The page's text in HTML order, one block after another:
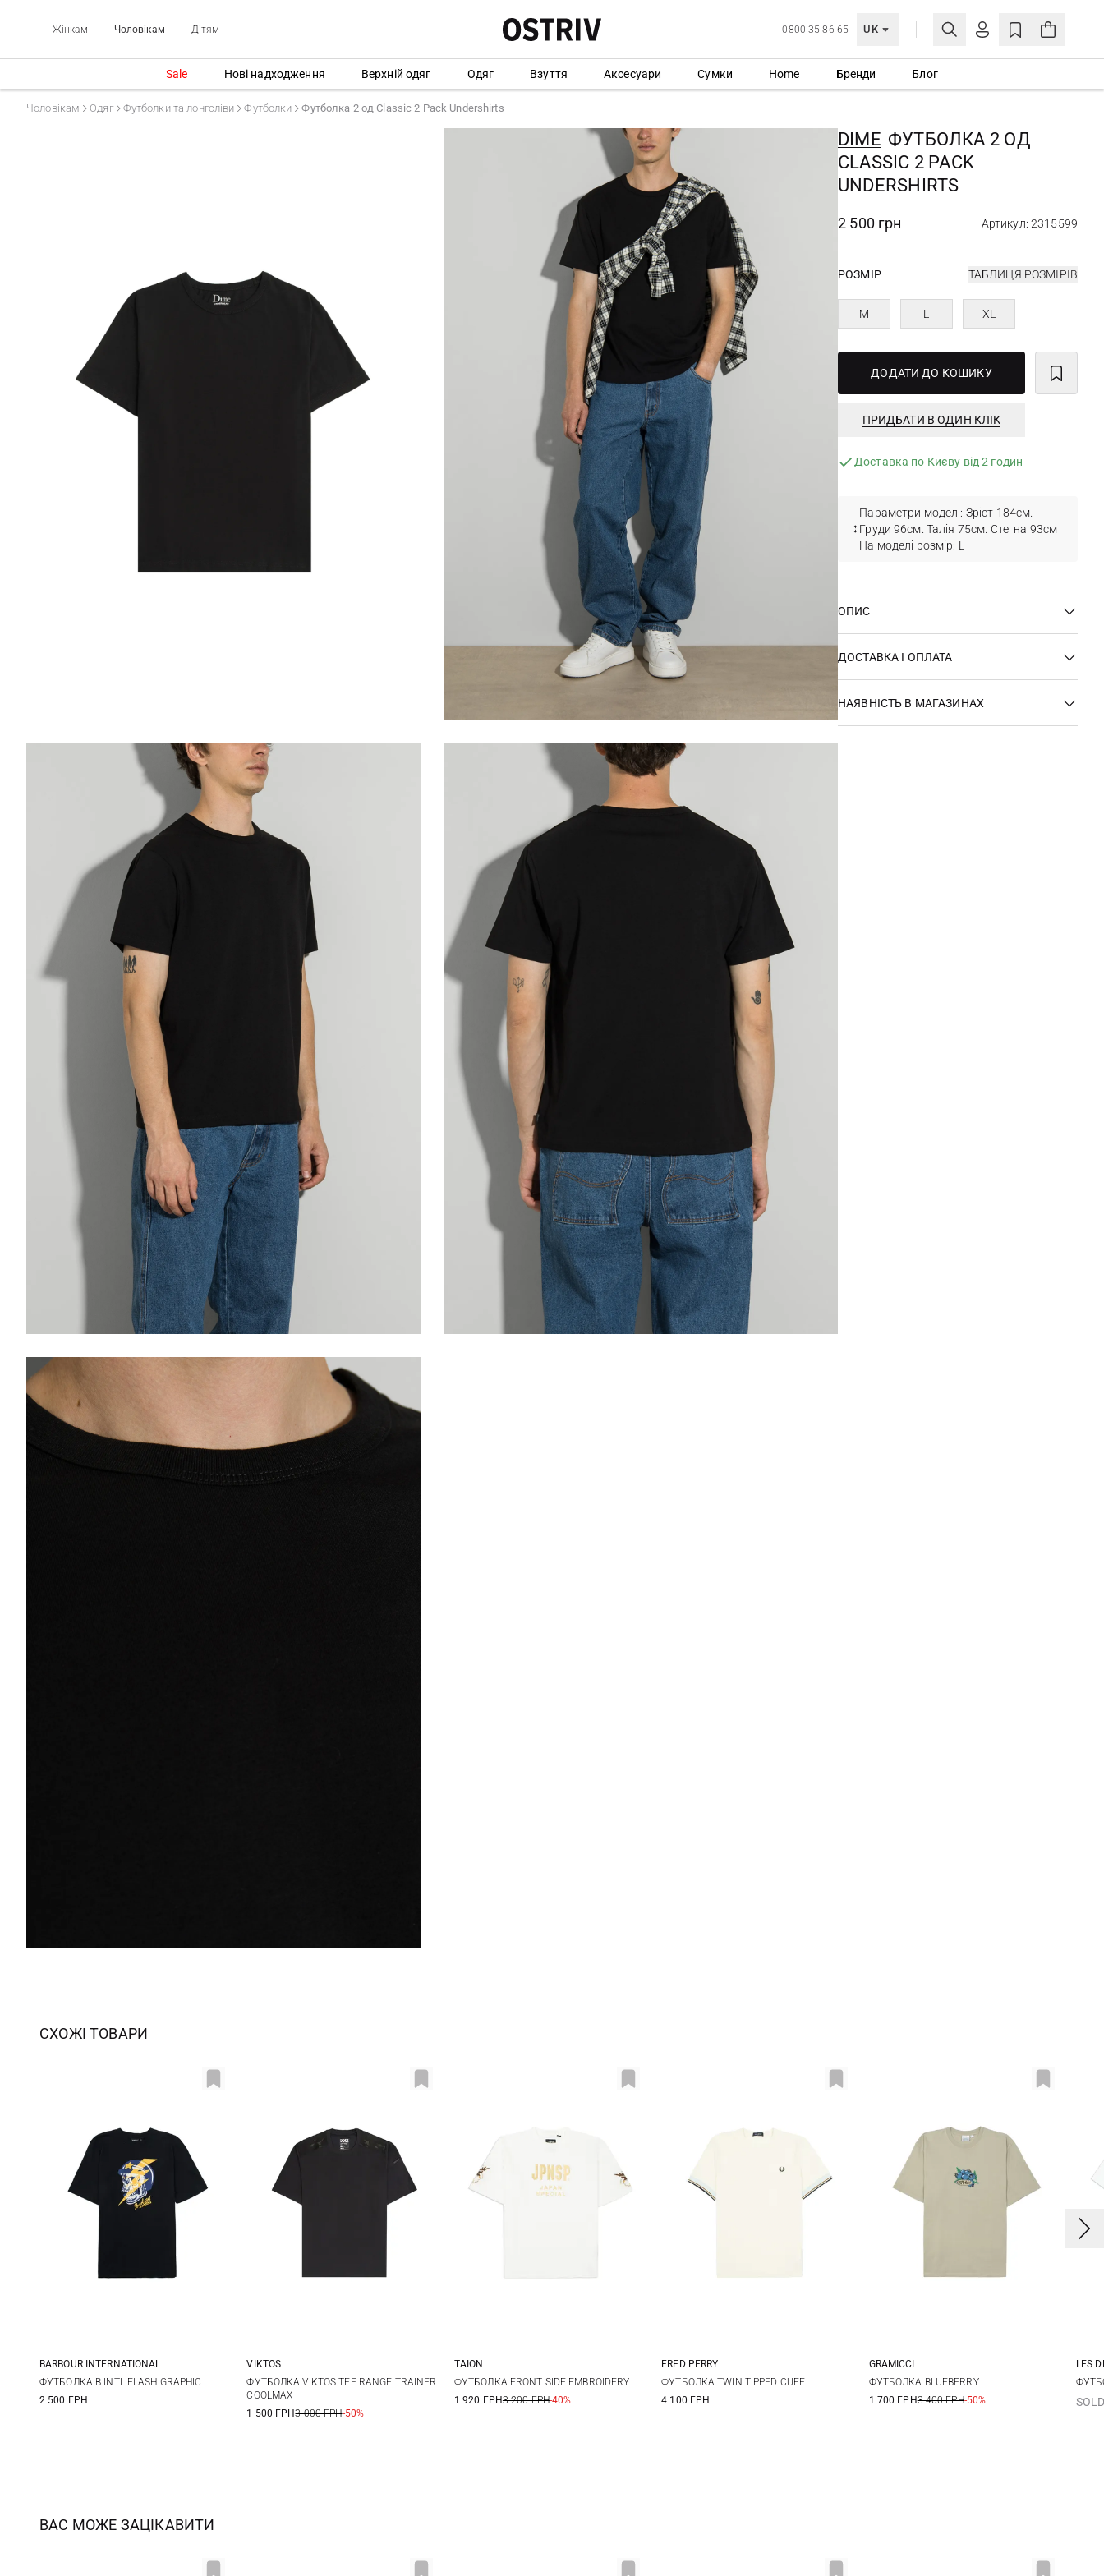
Жінкам Чоловікам Дітям 0800 35 86 65 UK
МОЯ ОБЛІКІВКА
Ще не зареєстровані?
СТВОРИТИ ОБЛІКІВКУ
Sale Нові надходження Верхній одяг Одяг Взуття Аксесуари Сумки Home Бренди Блог
Чоловікам Одяг Футболки та лонгсліви Футболки Футболка 2 од Classic 2 Pack Undershirts
DIME ФУТБОЛКА 2 ОД
CLASSIC 2 PACK
UNDERSHIRTS
2 500 грн Артикул: 2315599
РОЗМІР ТАБЛИЦЯ РОЗМІРІВ
M L XL
ДОДАТИ ДО КОШИКУ
ПРИДБАТИ В ОДИН КЛІК
Доставка по Києву від 2 годин
Параметри моделі: Зріст 184см.
Груди 96см. Талія 75см. Стегна 93см
На моделі розмір: L
ОПИС
ДОСТАВКА І ОПЛАТА
НАЯВНІСТЬ В МАГАЗИНАХ
СХОЖІ ТОВАРИ
M L XL
BARBOUR INTERNATIONAL
ФУТБОЛКА B.INTL FLASH GRAPHIC
2 500 ГРН
S M L XL
XXL 3XL
VIKTOS
ФУТБОЛКА VIKTOS TEE RANGE TRAINER
COOLMAX
1 500 ГРН3 000 ГРН-50%
S M L XL
TAION
ФУТБОЛКА FRONT SIDE EMBROIDERY
1 920 ГРН3 200 ГРН-40%
M L XL
FRED PERRY
ФУТБОЛКА TWIN TIPPED CUFF
4 100 ГРН
S M
GRAMICCI
ФУТБОЛКА BLUEBERRY
1 700 ГРН3 400 ГРН-50%
S
LES
ВАС МОЖЕ ЗАЦІКАВИТИ